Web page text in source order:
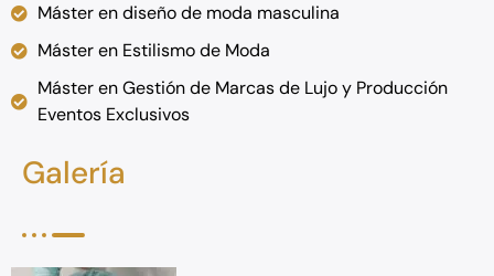
Máster en diseño de moda masculina
Máster en Estilismo de Moda
Máster en Gestión de Marcas de Lujo y Producción
Eventos Exclusivos
Galería